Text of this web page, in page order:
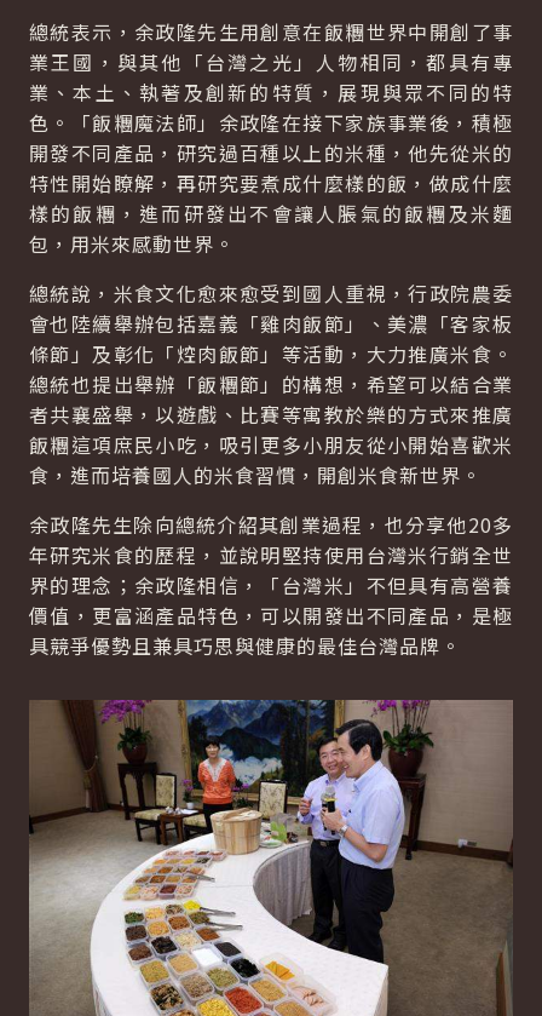
總統表示，余政隆先生用創意在飯糰世界中開創了事
業王國，與其他「台灣之光」人物相同，都具有專
業、本土、執著及創新的特質，展現與眾不同的特
色。「飯糰魔法師」余政隆在接下家族事業後，積極
開發不同產品，研究過百種以上的米種，他先從米的
特性開始瞭解，再研究要煮成什麼樣的飯，做成什麼
樣的飯糰，進而研發出不會讓人脹氣的飯糰及米麵
包，用米來感動世界。
總統說，米食文化愈來愈受到國人重視，行政院農委
會也陸續舉辦包括嘉義「雞肉飯節」、美濃「客家板
條節」及彰化「焢肉飯節」等活動，大力推廣米食。
總統也提出舉辦「飯糰節」的構想，希望可以結合業
者共襄盛舉，以遊戲、比賽等寓教於樂的方式來推廣
飯糰這項庶民小吃，吸引更多小朋友從小開始喜歡米
食，進而培養國人的米食習慣，開創米食新世界。
余政隆先生除向總統介紹其創業過程，也分享他20多
年研究米食的歷程，並說明堅持使用台灣米行銷全世
界的理念；余政隆相信，「台灣米」不但具有高營養
價值，更富涵產品特色，可以開發出不同產品，是極
具競爭優勢且兼具巧思與健康的最佳台灣品牌。